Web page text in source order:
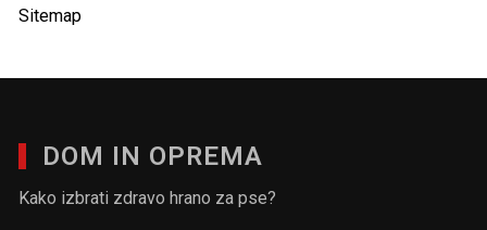
Sitemap
DOM IN OPREMA
Kako izbrati zdravo hrano za pse?